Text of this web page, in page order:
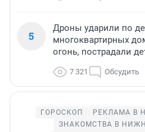
5
Дроны ударили по
многоквартирных
огонь, пострадали
7 321 Обсудить
ГОРОСКОП
РЕКЛАМА В
ЗНАКОМСТВА В